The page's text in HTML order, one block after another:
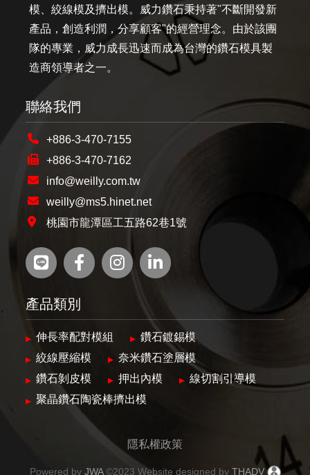
模、絞線模及擠出模。威力鑽石秉持著"不斷開發新
產品，創造利潤，分享顧客"的經營理念。由於該團
隊的專業，威力成長迅速而成為台灣的鑽石模具製
造商領導者之一。
聯絡我們
+886-3-470-7155
+886-3-470-7162
info@weilly.com.tw
weilly@ms5.hinet.net
桃園市龍潭區工五路62巷1號
產品類別
伸長率配對模組
鑽石鍍錫模
絞線壓縮模
奈米鑽石塗層模
鑽石剝皮模
押出內模
線切割引導模
聚晶鑽石陶瓷棒擠出模
隱私權政策
Powered byJWA©2023 Website designed by THADV